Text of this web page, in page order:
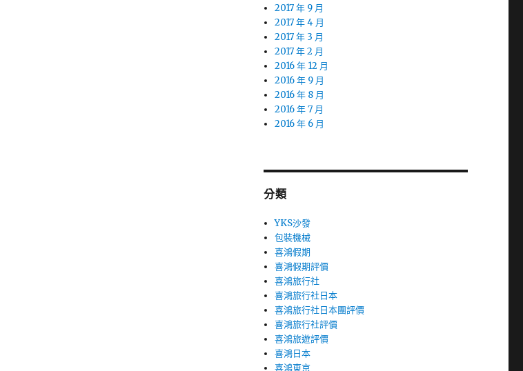
2017 年 9 月
2017 年 4 月
2017 年 3 月
2017 年 2 月
2016 年 12 月
2016 年 9 月
2016 年 8 月
2016 年 7 月
2016 年 6 月
分類
YKS沙發
包裝機械
喜鴻假期
喜鴻假期評價
喜鴻旅行社
喜鴻旅行社日本
喜鴻旅行社日本團評價
喜鴻旅行社評價
喜鴻旅遊評價
喜鴻日本
喜鴻東京